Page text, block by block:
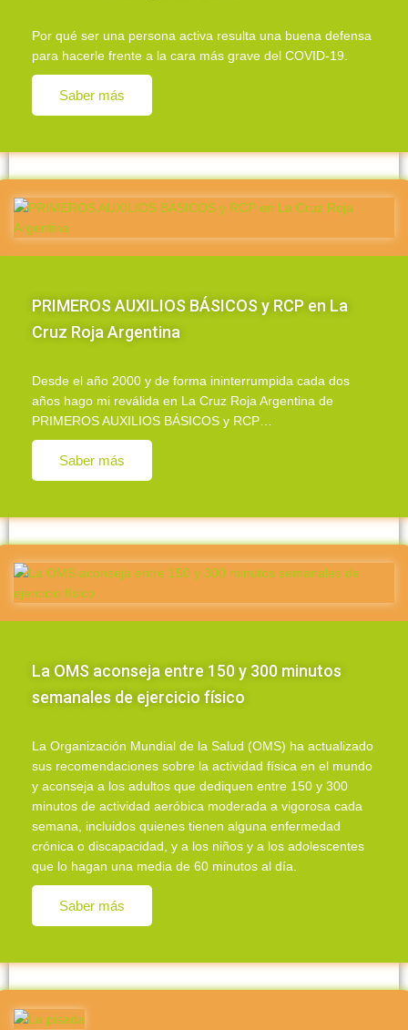
Por qué ser una persona activa resulta una buena defensa
para hacerle frente a la cara más grave del COVID-19.
Saber más
PRIMEROS AUXILIOS BÁSICOS y RCP en La
Cruz Roja Argentina
Desde el año 2000 y de forma ininterrumpida cada dos
años hago mi reválida en La Cruz Roja Argentina de
PRIMEROS AUXILIOS BÁSICOS y RCP…
Saber más
La OMS aconseja entre 150 y 300 minutos
semanales de ejercicio físico
La Organización Mundial de la Salud (OMS) ha actualizado
sus recomendaciones sobre la actividad física en el mundo
y aconseja a los adultos que dediquen entre 150 y 300
minutos de actividad aeróbica moderada a vigorosa cada
semana, incluidos quienes tienen alguna enfermedad
crónica o discapacidad, y a los niños y a los adolescentes
que lo hagan una media de 60 minutos al día.
Saber más